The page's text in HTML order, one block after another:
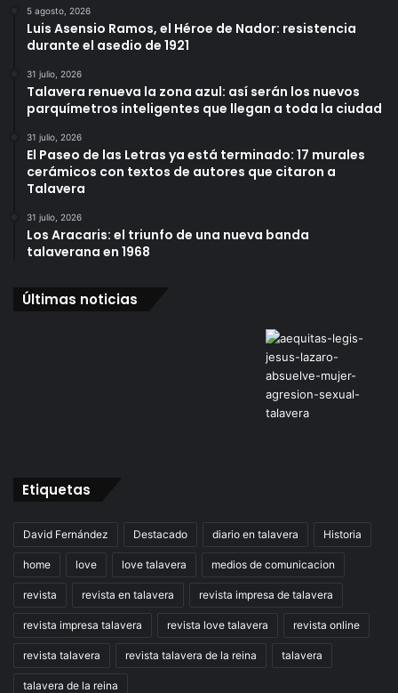
5 agosto, 2026
Luis Asensio Ramos, el Héroe de Nador: resistencia
durante el asedio de 1921
31 julio, 2026
Talavera renueva la zona azul: así serán los nuevos
parquímetros inteligentes que llegan a toda la ciudad
31 julio, 2026
El Paseo de las Letras ya está terminado: 17 murales
cerámicos con textos de autores que citaron a
Talavera
31 julio, 2026
Los Aracaris: el triunfo de una nueva banda
talaverana en 1968
Últimas noticias
Etiquetas
David Fernández Destacado diario en talavera Historia
home love love talavera medios de comunicacion
revista revista en talavera revista impresa de talavera
revista impresa talavera revista love talavera revista online
revista talavera revista talavera de la reina talavera
talavera de la reina